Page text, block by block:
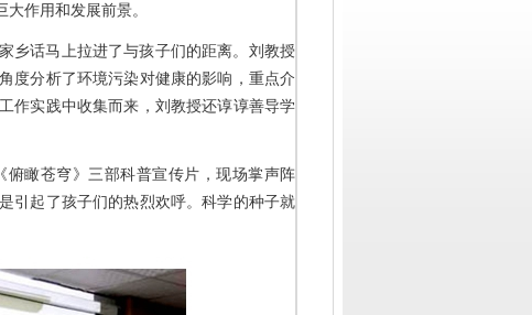
作用和发展前景。
乡话马上拉进了与孩子们的距离。刘教授
度分析了环境污染对健康的影响，重点介
作实践中收集而来，刘教授还谆谆善导学
瞰苍穹》三部科普宣传片，现场掌声阵
引起了孩子们的热烈欢呼。科学的种子就